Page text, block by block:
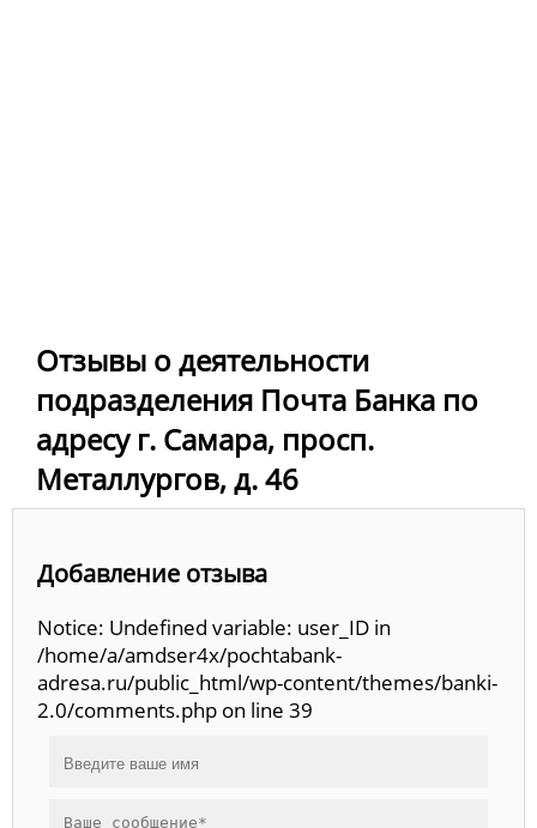
Отзывы о деятельности
подразделения Почта Банка по
адресу г. Самара, просп.
Металлургов, д. 46
Добавление отзыва
Notice: Undefined variable: user_ID in
/home/a/amdser4x/pochtabank-
adresa.ru/public_html/wp-content/themes/banki-
2.0/comments.php on line 39